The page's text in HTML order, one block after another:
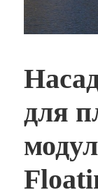
для